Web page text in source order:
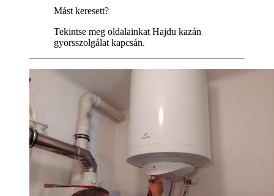
Mást keresett?
Tekintse meg oldalainkat Hajdu kazán
gyorsszolgálat kapcsán.